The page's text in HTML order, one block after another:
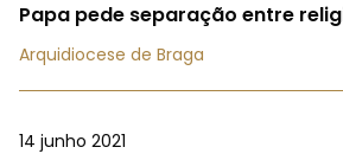
Papa pede separação entre
Arquidiocese de Braga
14 junho 2021